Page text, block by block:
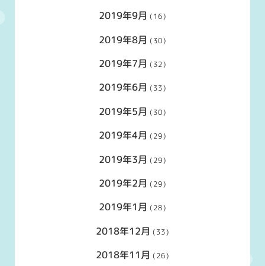
2019年9月 (16)
2019年8月 (30)
2019年7月 (32)
2019年6月 (33)
2019年5月 (30)
2019年4月 (29)
2019年3月 (29)
2019年2月 (29)
2019年1月 (28)
2018年12月 (33)
2018年11月 (26)